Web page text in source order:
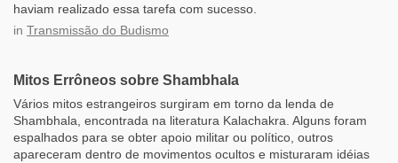
haviam realizado essa tarefa com sucesso.
in Transmissão do Budismo
Mitos Errôneos sobre Shambhala
Vários mitos estrangeiros surgiram em torno da lenda de
Shambhala, encontrada na literatura Kalachakra. Alguns foram
espalhados para se obter apoio militar ou político, outros
apareceram dentro de movimentos ocultos e misturaram idéias